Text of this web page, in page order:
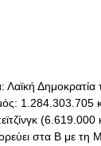
Δημοκρατία
1.284.303.705
(6.619.000
στα Β με τη